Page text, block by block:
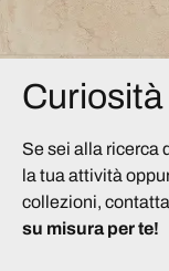
Se sei alla ricerca
la tua attività
collezioni,
su misura per te!